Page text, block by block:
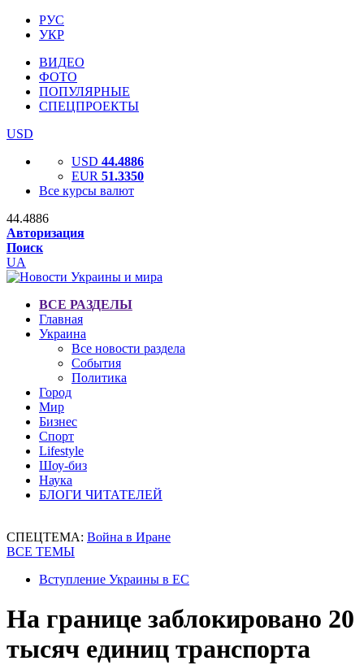
РУС
УКР
ВИДЕО
ФОТО
ПОПУЛЯРНЫЕ
СПЕЦПРОЕКТЫ
USD
USD 44.4886
EUR 51.3350
Все курсы валют
44.4886
Авторизация
Поиск
UA
ВСЕ РАЗДЕЛЫ
Главная
Украина
Все новости раздела
События
Политика
Город
Мир
Бизнес
Спорт
Lifestyle
Шоу-биз
Наука
БЛОГИ ЧИТАТЕЛЕЙ
СПЕЦТЕМА: Война в Иране
ВСЕ ТЕМЫ
Вступление Украины в ЕС
На границе заблокировано 20
тысяч единиц транспорта